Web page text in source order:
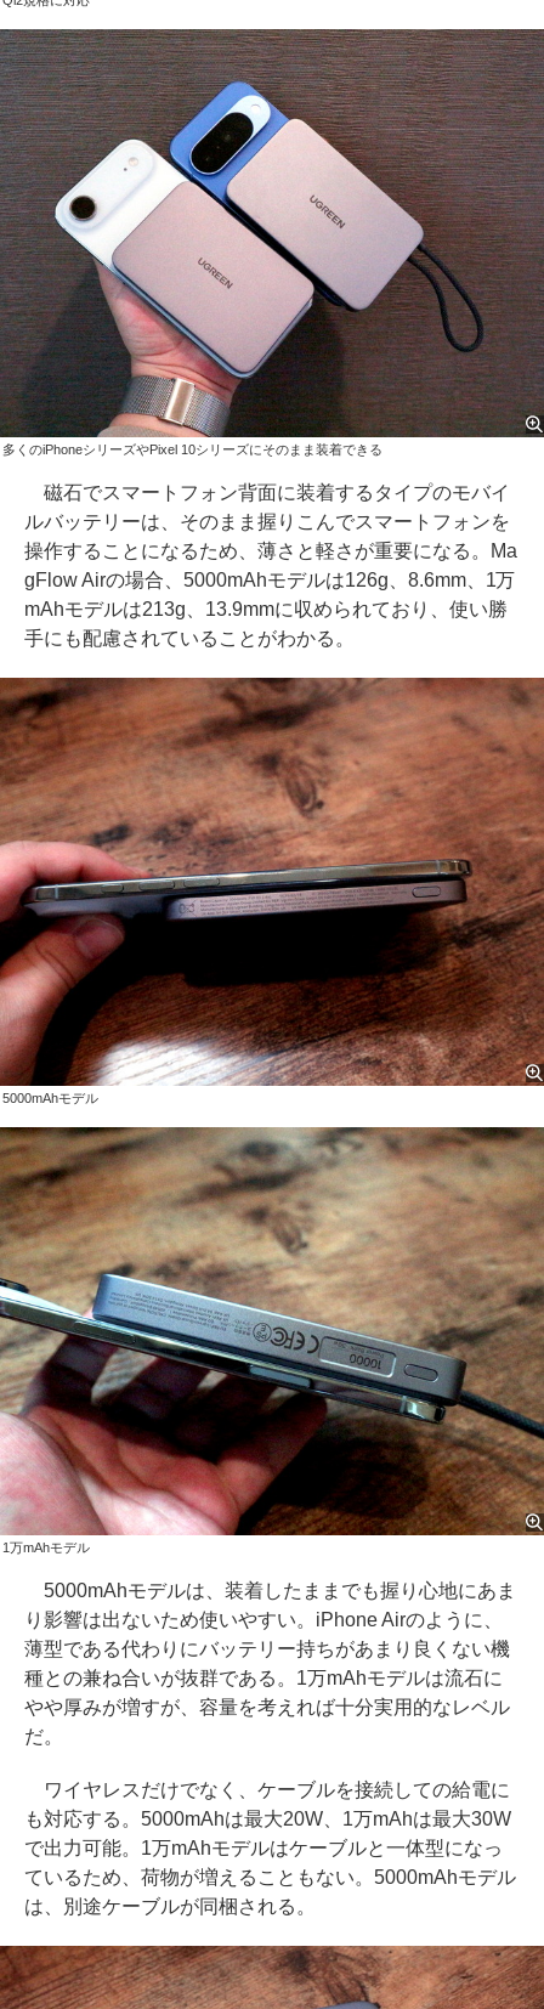
多くのiPhoneシリーズやPixel 10シリーズにそのまま装着できる
磁石でスマートフォン背面に装着するタイプのモバイ
ルバッテリーは、そのまま握りこんでスマートフォンを
操作することになるため、薄さと軽さが重要になる。Ma
gFlow Airの場合、5000mAhモデルは126g、8.6mm、1万
mAhモデルは213g、13.9mmに収められており、使い勝
手にも配慮されていることがわかる。
5000mAhモデル
1万mAhモデル
5000mAhモデルは、装着したままでも握り心地にあま
り影響は出ないため使いやすい。iPhone Airのように、
薄型である代わりにバッテリー持ちがあまり良くない機
種との兼ね合いが抜群である。1万mAhモデルは流石に
やや厚みが増すが、容量を考えれば十分実用的なレベル
だ。
ワイヤレスだけでなく、ケーブルを接続しての給電に
も対応する。5000mAhは最大20W、1万mAhは最大30W
で出力可能。1万mAhモデルはケーブルと一体型になっ
ているため、荷物が増えることもない。5000mAhモデル
は、別途ケーブルが同梱される。